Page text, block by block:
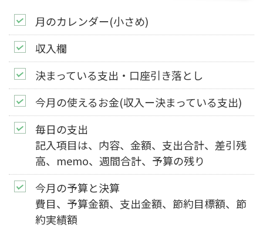
月のカレンダー(小さめ)
収入欄
決まっている支出・口座引き落とし
今月の使えるお金(収入ー決まっている支出)
毎日の支出
記入項目は、内容、金額、支出合計、差引残
高、memo、週間合計、予算の残り
今月の予算と決算
費目、予算金額、支出金額、節約目標額、節
約実績額